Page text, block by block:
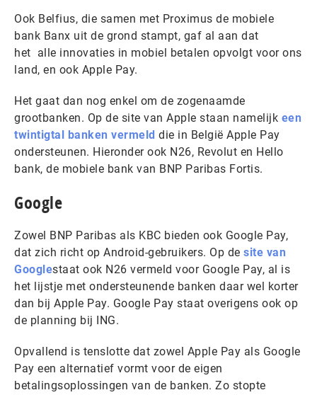
Ook Belfius, die samen met Proximus de mobiele
bank Banx uit de grond stampt, gaf al aan dat
het alle innovaties in mobiel betalen opvolgt voor ons
land, en ook Apple Pay.
Het gaat dan nog enkel om de zogenaamde
grootbanken. Op de site van Apple staan namelijk een
twintigtal banken vermeld die in België Apple Pay
ondersteunen. Hieronder ook N26, Revolut en Hello
bank, de mobiele bank van BNP Paribas Fortis.
Google
Zowel BNP Paribas als KBC bieden ook Google Pay,
dat zich richt op Android-gebruikers. Op de site van
Googlestaat ook N26 vermeld voor Google Pay, al is
het lijstje met ondersteunende banken daar wel korter
dan bij Apple Pay. Google Pay staat overigens ook op
de planning bij ING.
Opvallend is tenslotte dat zowel Apple Pay als Google
Pay een alternatief vormt voor de eigen
betalingsoplossingen van de banken. Zo stopte